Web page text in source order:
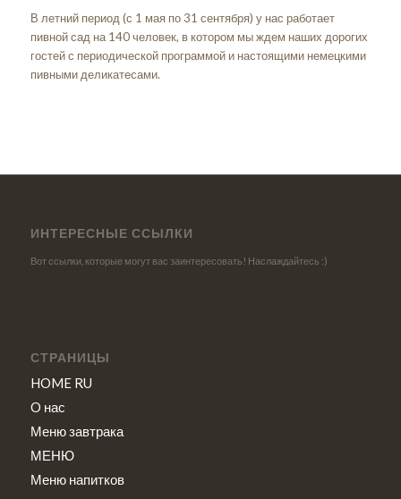
В летний период (с 1 мая по 31 сентября) у нас работает
пивной сад на 140 человек, в котором мы ждем наших дорогих
гостей с периодической программой и настоящими немецкими
пивными деликатесами.
ИНТЕРЕСНЫЕ ССЫЛКИ
Вот ссылки, которые могут вас заинтересовать! Наслаждайтесь :)
СТРАНИЦЫ
HOME RU
O нас
Меню завтрака
МЕНЮ
Меню напитков